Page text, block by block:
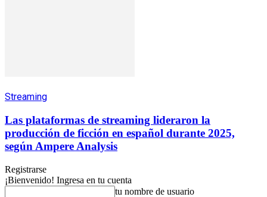
Streaming
Las plataformas de streaming lideraron la
producción de ficción en español durante 2025,
según Ampere Analysis
Registrarse
¡Bienvenido! Ingresa en tu cuenta
tu nombre de usuario